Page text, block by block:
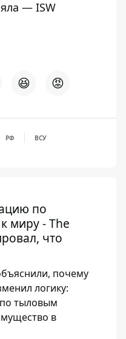
— ISW
😆 😡
РФ ВСУ
по
миру - The
что
почему
логику:
тыловым
в